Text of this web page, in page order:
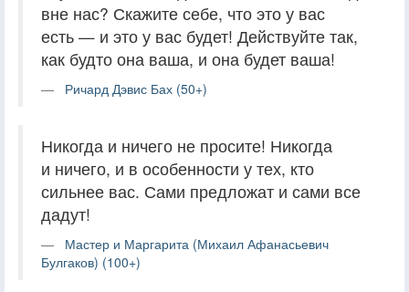
вне нас? Скажите себе, что это у вас
есть — и это у вас будет! Действуйте так,
как будто она ваша, и она будет ваша!
Ричард Дэвис Бах (50+)
Никогда и ничего не просите! Никогда
и ничего, и в особенности у тех, кто
сильнее вас. Сами предложат и сами все
дадут!
Мастер и Маргарита (Михаил Афанасьевич
Булгаков) (100+)